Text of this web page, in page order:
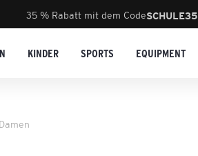
35 % Rabatt mit dem CodeSCHULE35
KINDER SPORTS EQUIPMENT